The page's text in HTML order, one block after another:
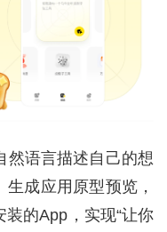
然语言描述自己的想
成应用原型预览，
的App，实现“让你